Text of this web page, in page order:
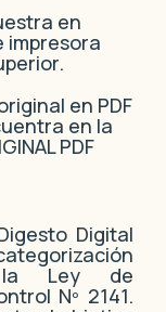
en
impresora
en PDF
en la
PDF
Digital
la Ley de
Nº 2141.